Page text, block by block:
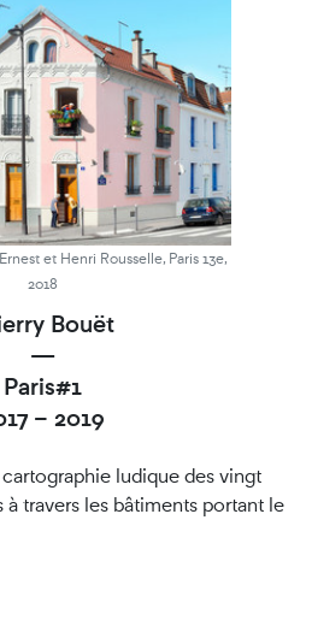
et Henri Rousselle, Paris 13e,
2018
Bouët
—
Paris#1
– 2019
ludique des vingt
à travers les bâtiments portant le